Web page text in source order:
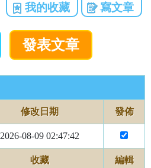
我的收藏
寫文章
修改日期 發佈
2026-08-09 02:47:42
收藏 編輯